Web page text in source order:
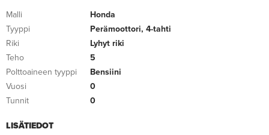
Malli
Honda
Tyyppi
Perämoottori, 4-tahti
Riki
Lyhyt riki
Teho
5
Polttoaineen tyyppi
Bensiini
Vuosi
0
Tunnit
0
LISÄTIEDOT